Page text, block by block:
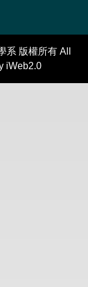
版權所有 All
iWeb2.0